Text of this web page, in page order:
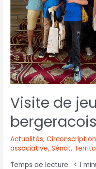
Visite de
Actualités,Circonscription
associative,Sénat,
Temps de lecture : < 1